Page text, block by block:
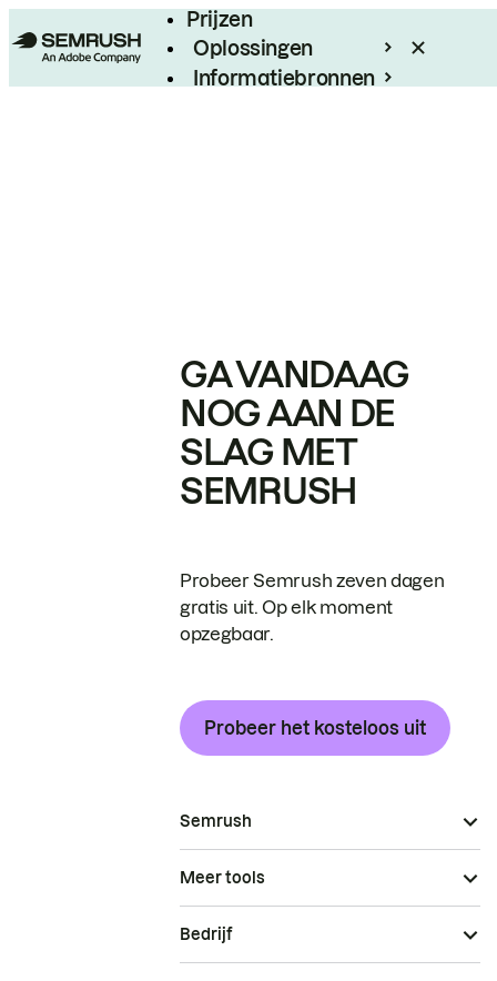
Prijzen
Oplossingen
Informatiebronnen
GA VANDAAG
NOG AAN DE
SLAG MET
SEMRUSH
Probeer Semrush zeven dagen
gratis uit. Op elk moment
opzegbaar.
Probeer het kosteloos uit
Semrush
Meer tools
Bedrijf